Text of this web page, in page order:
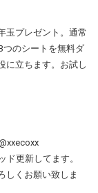
玉プレゼント。通常
つのシートを無料ダ
に立ちます。お試し
ド更新してます。
しくお願い致しま